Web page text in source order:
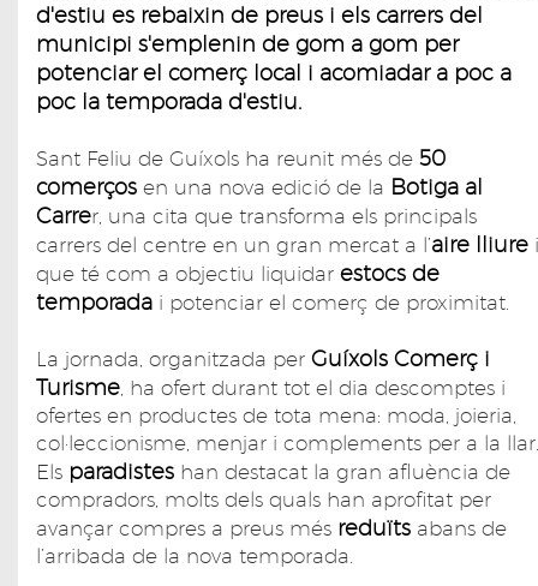
d'estiu es rebaixin de preus i els carrers del
municipi s'emplenin de gom a gom per
potenciar el comerç local i acomiadar a poc a
poc la temporada d'estiu.
Sant Feliu de Guíxols ha reunit més de 50
comerços en una nova edició de la Botiga al
Carrer, una cita que transforma els principals
carrers del centre en un gran mercat a l’aire lliure i
que té com a objectiu liquidar estocs de
temporada i potenciar el comerç de proximitat.
La jornada, organitzada per Guíxols Comerç i
Turisme , ha ofert durant tot el dia descomptes i
ofertes en productes de tota mena: moda, joieria,
col·leccionisme, menjar i complements per a la llar.
Els paradistes han destacat la gran afluència de
compradors, molts dels quals han aprofitat per
avançar compres a preus més reduïts abans de
l’arribada de la nova temporada.